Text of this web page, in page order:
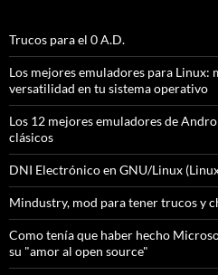
Trucos para el 0 A.D.
Los mejores emuladores para Linux:
versatilidad en tu sistema operativo
Los 12 mejores emuladores de
clásicos
DNI Electrónico en GNU/Linux
Mindustry, mod para tener trucos y
Como tenía que haber hecho
su "amor al open source"